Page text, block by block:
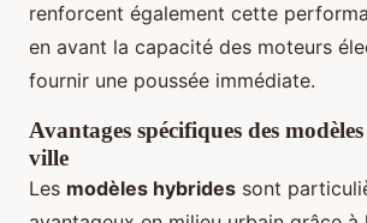
renforcent également cette
en avant la capacité des moteurs
fournir une poussée immédiate.
Avantages spécifiques des
ville
Les modèles hybrides sont